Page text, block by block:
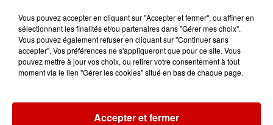
Le Duel - Gagnez votre balade
en jet ski !
Vous pouvez accepter en cliquant sur "Accepter et fermer", ou affiner en
sélectionnant les finalités et/ou partenaires dans "Gérer mes choix".
Vous pouvez également refuser en cliquant sur "Continuer sans
accepter". Vos préférences ne s'appliqueront que pour ce site. Vous
pouvez mettre à jour vos choix, ou retirer votre consentement à tout
moment via le lien "Gérer les cookies" situé en bas de chaque page.
Accepter et fermer